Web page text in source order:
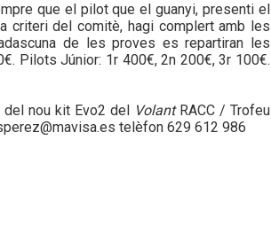
que el pilot que el guanyi, presenti el
criteri del comitè, hagi complert amb les
de les proves es repartiran les
Pilots Júnior: 1r 400€, 2n 200€, 3r 100€.
nou kit Evo2 del
VolantRACC / Trofeu
telèfon 629 612 986